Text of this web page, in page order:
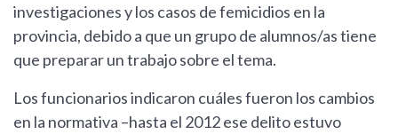
investigaciones y los casos de femicidios en la
provincia, debido a que un grupo de alumnos/as tiene
que preparar un trabajo sobre el tema.
Los funcionarios indicaron cuáles fueron los cambios
en la normativa –hasta el 2012 ese delito estuvo